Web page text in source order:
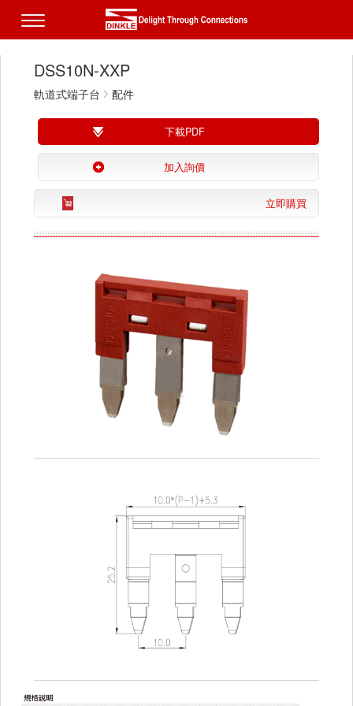
DSS10N-XXP
軌道式端子台 配件
下載PDF
加入詢價
立即購買